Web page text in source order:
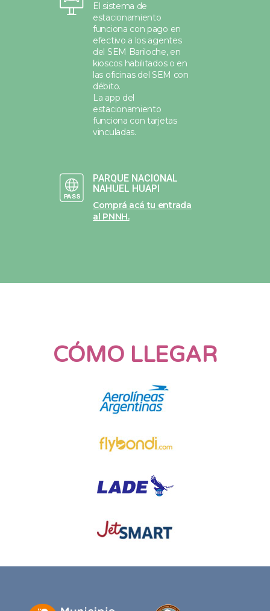
El sistema de
estacionamiento
funciona con pago en
efectivo a los agentes
del SEM Bariloche, en
kioscos habilitados o en
las oficinas del SEM con
débito.
La app del
estacionamiento
funciona con tarjetas
vinculadas.
PARQUE NACIONAL
NAHUEL HUAPI
Comprá acá tu entrada
al PNNH.
CÓMO LLEGAR